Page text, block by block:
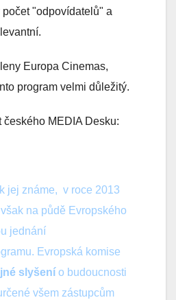
"odpovídatelů" a
Europa Cinemas,
program velmi důležitý.
MEDIA Desku:
jej známe, v roce 2013
na půdě Evropského
jednání
Evropská komise
slyšení o budoucnosti
všem zástupcům